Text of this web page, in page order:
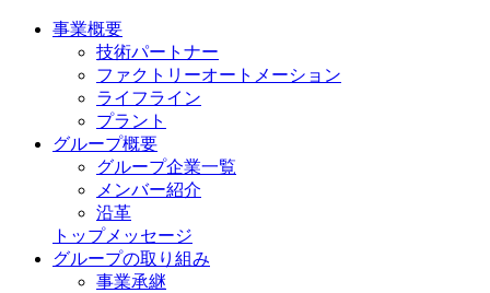
事業概要
技術パートナー
ファクトリーオートメーション
ライフライン
プラント
グループ概要
グループ企業一覧
メンバー紹介
沿革
トップメッセージ
グループの取り組み
事業承継